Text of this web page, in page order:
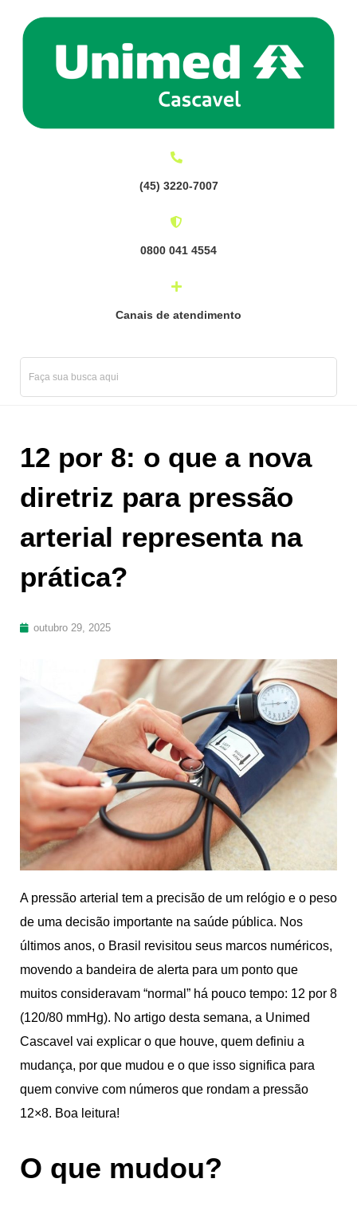
(45) 3220-7007
0800 041 4554
Canais de atendimento
12 por 8: o que a nova
diretriz para pressão
arterial representa na
prática?
outubro 29, 2025
A pressão arterial tem a precisão de um relógio e o peso
de uma decisão importante na saúde pública. Nos
últimos anos, o Brasil revisitou seus marcos numéricos,
movendo a bandeira de alerta para um ponto que
muitos consideravam “normal” há pouco tempo: 12 por 8
(120/80 mmHg). No artigo desta semana, a Unimed
Cascavel vai explicar o que houve, quem definiu a
mudança, por que mudou e o que isso significa para
quem convive com números que rondam a pressão
12×8. Boa leitura!
O que mudou?